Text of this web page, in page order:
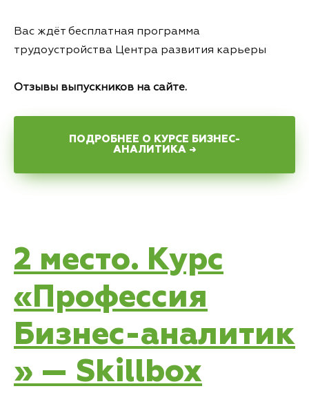
Вас ждёт бесплатная программа
трудоустройства Центра развития карьеры
Отзывы выпускников на сайте.
ПОДРОБНЕЕ О КУРСЕ БИЗНЕС-
АНАЛИТИКА →
2 место. Курс
«Профессия
Бизнес-аналитик
» — Skillbox